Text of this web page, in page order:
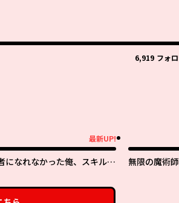
6,919 フォ
最新UP!
になれなかった俺、スキル
!?
無限の魔術